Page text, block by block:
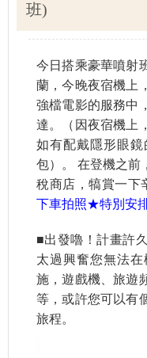
班)
今日搭乘豪華噴射
蘭，今晚夜宿機上
強檔電影的服務中
達。（因夜宿機上
如有配戴隱形眼
包）。 在登機之前
稅商店，犒賞一下
下車拍照★特別安排
■出發嚕！計畫許
太過興奮您無法
施，遊戲機、旅遊
等，或許您可以有
旅程。